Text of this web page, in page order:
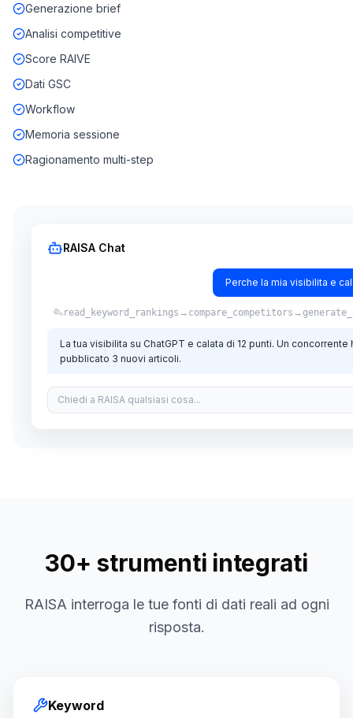
Generazione brief
Analisi competitive
Score RAIVE
Dati GSC
Workflow
Memoria sessione
Ragionamento multi-step
RAISA Chat
Perche la mia visibilita e
read_keyword_rankings → compare_competitors →
La tua visibilita su ChatGPT e calata di 12 punti. Un concorrente
pubblicato 3 nuovi articoli.
30+ strumenti integrati
RAISA interroga le tue fonti di dati reali ad ogni
risposta.
Keyword